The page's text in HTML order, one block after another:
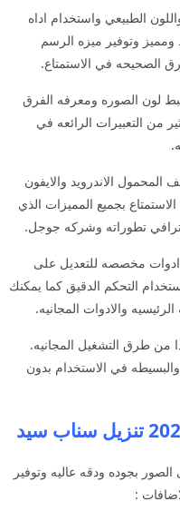
الطبيعي واستخدام اداه
وتوفير ميزه الرسم
الصحيحه في الاستمتاع.
لون الصوره ومعرفه الفرق
من التعبيرات الرائعه في
المحمول الاندرويد والايفون
بجميع المميزات الذي
تطوراته وشركه جوجل.
مخصصه للتعديل على
التحكم الدقيق كما يمكنك
والادوات المجانيه.
من طرق التشغيل المجانيه.
في الاستخدام بدون
بجوده ودقه عاليه وتوفير
: